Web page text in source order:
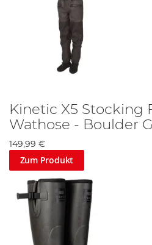
Kinetic X5 Stocking
Wathose - Boulder
149,99 €
Zum Produkt